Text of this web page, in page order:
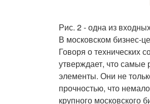
Рис. 2 - одна из
В московском бизнес-
Говоря о технических
утверждает, что
элементы. Они не
прочностью, что
крупного московского